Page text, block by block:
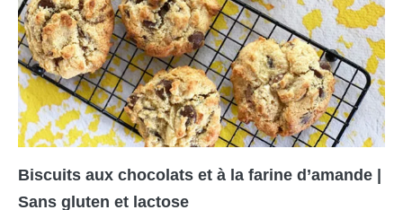
Biscuits aux chocolats et à la farine d’amande |
Sans gluten et lactose